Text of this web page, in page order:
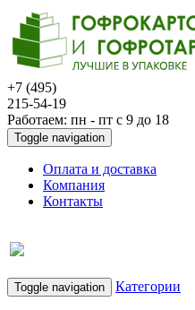
+7 (495)
215-54-19
Работаем: пн - пт с 9 до 18
Toggle navigation
Оплата и доставка
Компания
Контакты
Toggle navigation Категории